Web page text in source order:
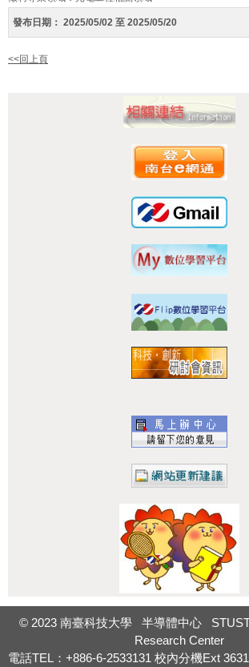
發布日期： 2025/05/02 至 2025/05/20
<<回上頁
© 2023 南臺科技大學 半導體中心
Research Center
電話TEL：+886-6-2533131 校內分機Ext 3631